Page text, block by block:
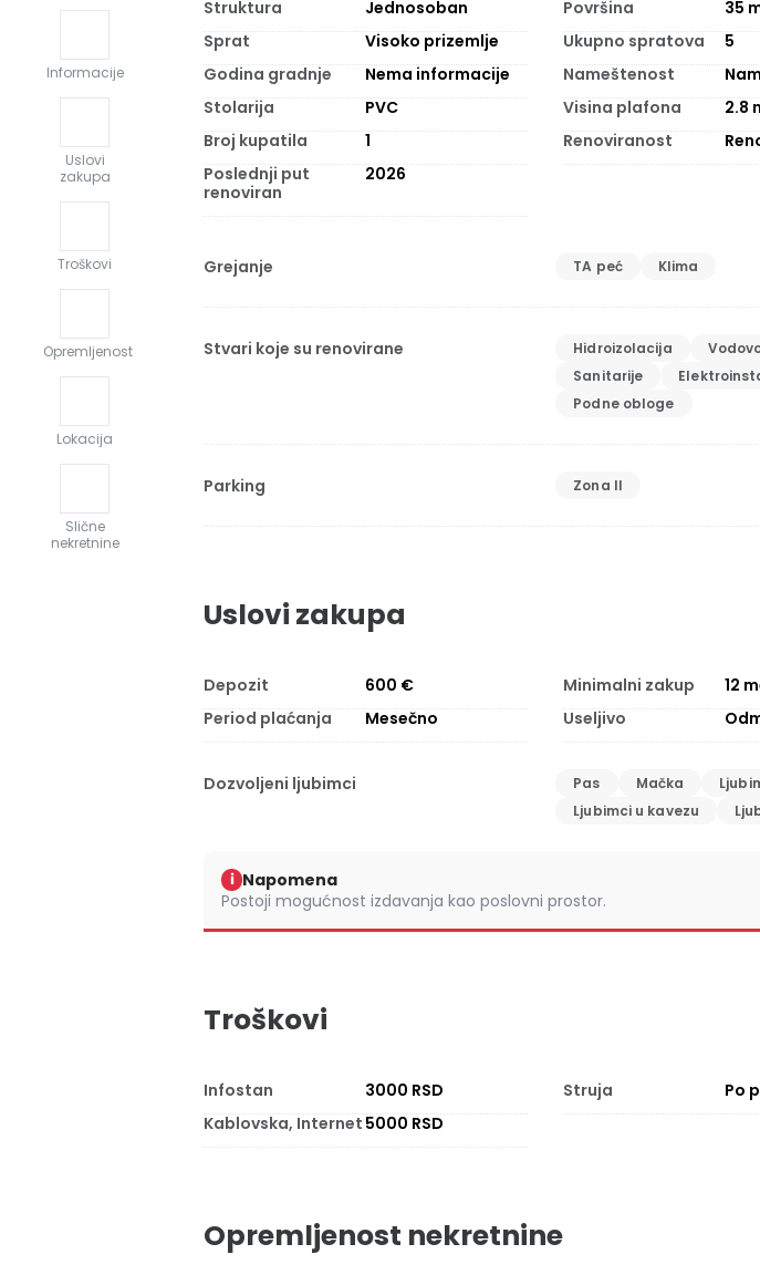
Informacije
Uslovi
zakupa
Troškovi
Opremljenost
Lokacija
Slične
nekretnine
Struktura Jednosoban Površina 35
Sprat
Visoko prizemlje Ukupno spratova
5
Godina gradnje
Nema informacije Nameštenost
Stolarija
PVC Visina plafona 2.8
Broj kupatila
1 Renoviranost
Poslednji put
renoviran
2026
Grejanje TA peć Klima
Stvari koje su renovirane Hidroizolacija
Sanitarije
Podne obloge
Parking Zona II
Uslovi zakupa
Depozit 600 € Minimalni zakup 12
Period plaćanja
Mesečno Useljivo
Dozvoljeni ljubimci Pas Mačka
Ljubimci u kavezu
i Napomena
Postoji mogućnost izdavanja kao poslovni prostor.
Troškovi
Infostan 3000 RSD Struja
Po
Kablovska, Internet 5000 RSD
Opremljenost nekretnine